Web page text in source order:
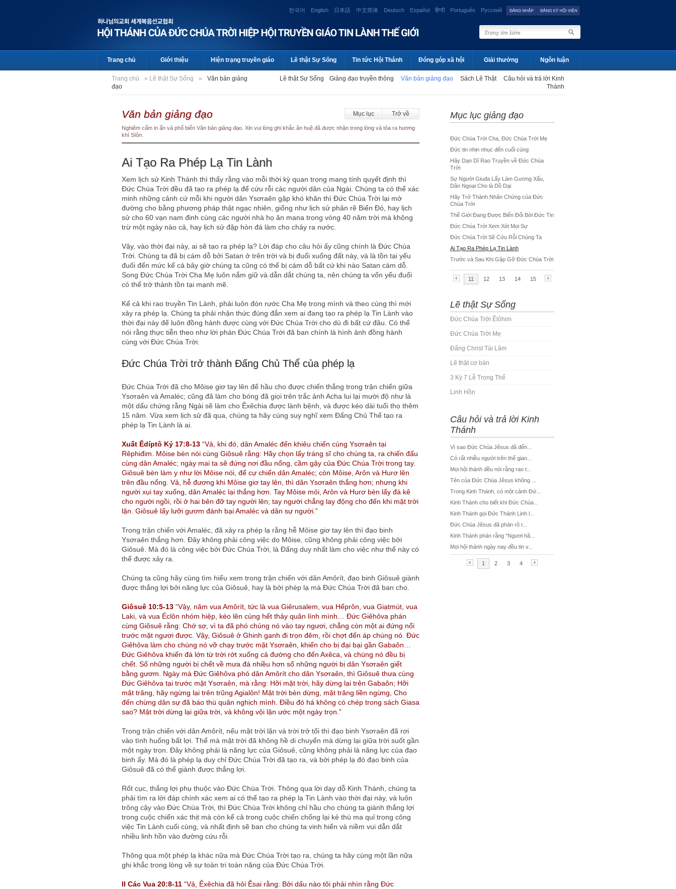
한국어 English 日本語 中文简体 Deutsch Español हिन्दी Português Русский
Trang chủ Giới thiệu Hiện trạng truyền giáo Lẽ thật Sự Sống Tin tức Hội Thánh Đóng góp xã hội Giải thưởng Ngôn luận
Trang chủ » Lẽ thật Sự Sống »
Văn bản giảng
đạo
Lẽ thật Sự Sống Giảng đạo truyền thông Văn bản giảng đạo Sách Lẽ Thật
Câu hỏi và trả lời Kinh
Thánh
Văn bản giảng đạo Mục lục Trở về
Nghiêm cấm in ấn và phổ biến Văn bản giảng đạo. Xin vui lòng ghi khắc ân huệ đã được nhận trong lòng và tỏa ra hương
khí SIôn.
Ai Tạo Ra Phép Lạ Tin Lành
Xem lịch sử Kinh Thánh thì thấy rằng vào mỗi thời kỳ quan trọng mang tính quyết định thì
Đức Chúa Trời đều đã tạo ra phép lạ để cứu rỗi các người dân của Ngài. Chúng ta có thể xác
minh những cảnh cứ mỗi khi người dân Ysơraên gặp khó khăn thì Đức Chúa Trời lại mở
đường cho bằng phương pháp thật ngạc nhiên, giống như lịch sử phân rẽ Biển Đỏ, hay lịch
sử cho 60 vạn nam đinh cùng các người nhà họ ăn mana trong vòng 40 năm trời mà không
trừ một ngày nào cả, hay lịch sử đập hòn đá làm cho chảy ra nước.
Vậy, vào thời đại này, ai sẽ tạo ra phép lạ? Lời đáp cho câu hỏi ấy cũng chính là Đức Chúa
Trời. Chúng ta đã bị cám dỗ bởi Satan ở trên trời và bị đuổi xuống đất này, và là tồn tại yếu
đuối đến mức kể cả bây giờ chúng ta cũng có thể bị cám dỗ bất cứ khi nào Satan cám dỗ.
Song Đức Chúa Trời Cha Mẹ luôn nắm giữ và dẫn dắt chúng ta, nên chúng ta vốn yếu đuối
có thể trở thành tồn tại mạnh mẽ.
Kể cả khi rao truyền Tin Lành, phải luôn đón rước Cha Mẹ trong mình và theo cùng thì mới
xảy ra phép lạ. Chúng ta phải nhận thức đúng đắn xem ai đang tạo ra phép lạ Tin Lành vào
thời đại này để luôn đồng hành được cùng với Đức Chúa Trời cho dù đi bất cứ đâu. Có thể
nói rằng thực tiễn theo như lời phán Đức Chúa Trời đã ban chính là hình ảnh đồng hành
cùng với Đức Chúa Trời.
Đức Chúa Trời trở thành Đấng Chủ Thể của phép lạ
Đức Chúa Trời đã cho Môise giơ tay lên để hầu cho được chiến thắng trong trận chiến giữa
Ysơraên và Amaléc; cũng đã làm cho bóng đã giọi trên trắc ảnh Acha lui lại mười độ như là
một dấu chứng rằng Ngài sẽ làm cho Êxêchia được lành bệnh, và được kéo dài tuổi thọ thêm
15 năm. Vừa xem lịch sử đã qua, chúng ta hãy cùng suy nghĩ xem Đấng Chủ Thể tạo ra
phép lạ Tin Lành là ai.
Xuất Êdíptô Ký 17:8-13 “Vả, khi đó, dân Amaléc đến khiêu chiến cùng Ysơraên tại
Rêphiđim. Môise bèn nói cùng Giôsuê rằng: Hãy chọn lấy tráng sĩ cho chúng ta, ra chiến đấu
cùng dân Amaléc; ngày mai ta sẽ đứng nơi đầu nổng, cầm gậy của Đức Chúa Trời trong tay.
Giôsuê bèn làm y như lời Môise nói, để cự chiến dân Amaléc; còn Môise, Arôn và Hurơ lên
trên đầu nổng. Vả, hễ đương khi Môise giơ tay lên, thì dân Ysơraên thắng hơn; nhưng khi
người xụi tay xuống, dân Amaléc lại thắng hơn. Tay Môise mỏi, Arôn và Hurơ bèn lấy đá kê
cho người ngồi, rồi ở hai bên đỡ tay người lên; tay người chẳng lay động cho đến khi mặt trời
lặn. Giôsuê lấy lưỡi gươm đánh bại Amaléc và dân sự người.”
Trong trận chiến với Amaléc, đã xảy ra phép lạ rằng hễ Môise giơ tay lên thì đạo binh
Ysơraên thắng hơn. Đây không phải công việc do Môise, cũng không phải công việc bởi
Giôsuê. Mà đó là công việc bởi Đức Chúa Trời, là Đấng duy nhất làm cho việc như thế này có
thể được xảy ra.
Chúng ta cũng hãy cùng tìm hiểu xem trong trận chiến với dân Amôrít, đạo binh Giôsuê giành
được thắng lợi bởi năng lực của Giôsuê, hay là bởi phép lạ mà Đức Chúa Trời đã ban cho.
Giôsuê 10:5-13 “Vậy, năm vua Amôrít, tức là vua Giêrusalem, vua Hếprôn, vua Giạtmút, vua
Laki, và vua Éclôn nhóm hiệp, kéo lên cùng hết thảy quân lính mình… Đức Giêhôva phán
cùng Giôsuê rằng: Chớ sợ, vì ta đã phó chúng nó vào tay ngươi, chẳng còn một ai đứng nổi
trước mặt ngươi được. Vậy, Giôsuê ở Ghinh ganh đi trọn đêm, rồi chợt đến áp chúng nó. Đức
Giêhôva làm cho chúng nó vỡ chạy trước mặt Ysơraên, khiến cho bị đại bại gần Gabaôn…
Đức Giêhôva khiến đá lớn từ trời rớt xuống cả đường cho đến Axêca, và chúng nó đều bị
chết. Số những người bị chết về mưa đá nhiều hơn số những người bị dân Ysơraên giết
bằng gươm. Ngày mà Đức Giêhôva phó dân Amôrít cho dân Ysơraên, thì Giôsuê thưa cùng
Đức Giêhôva tại trước mặt Ysơraên, mà rằng: Hỡi mặt trời, hãy dừng lại trên Gabaôn; Hỡi
mặt trăng, hãy ngừng lại trên trũng Agialôn! Mặt trời bèn dừng, mặt trăng liền ngừng, Cho
đến chừng dân sự đã báo thù quân nghịch mình. Điều đó há không có chép trong sách Giasa
sao? Mặt trời dừng lại giữa trời, và không vội lặn ước một ngày trọn.”
Trong trận chiến với dân Amôrít, nếu mặt trời lặn và trời trở tối thì đạo binh Ysơraên đã rơi
vào tình huống bất lợi. Thế mà mặt trời đã không hề di chuyển mà dừng lại giữa trời suốt gần
một ngày trọn. Đây không phải là năng lực của Giôsuê, cũng không phải là năng lực của đạo
binh ấy. Mà đó là phép lạ duy chỉ Đức Chúa Trời đã tạo ra, và bởi phép lạ đó đạo binh của
Giôsuê đã có thể giành được thắng lợi.
Rốt cục, thắng lợi phụ thuộc vào Đức Chúa Trời. Thông qua lời dạy dỗ Kinh Thánh, chúng ta
phải tìm ra lời đáp chính xác xem ai có thể tạo ra phép lạ Tin Lành vào thời đại này, và luôn
trông cậy vào Đức Chúa Trời, thì Đức Chúa Trời không chỉ hầu cho chúng ta giành thắng lợi
trong cuộc chiến xác thịt mà còn kể cả trong cuộc chiến chống lại kẻ thù ma quỉ trong công
việc Tin Lành cuối cùng, và nhất định sẽ ban cho chúng ta vinh hiển và niềm vui dẫn dắt
nhiều linh hồn vào đường cứu rỗi.
Thông qua một phép lạ khác nữa mà Đức Chúa Trời tạo ra, chúng ta hãy cùng một lần nữa
ghi khắc trong lòng về sự toàn tri toàn năng của Đức Chúa Trời.
II Các Vua 20:8-11 “Vả, Êxêchia đã hỏi Êsai rằng: Bởi dấu nào tôi phải nhìn rằng Đức
Lẽ thật Sự Sống
Đức Chúa Trời Êlôhim
Đức Chúa Trời Mẹ
Đấng Christ Tái Lâm
Lẽ thật cơ bản
3 Kỳ 7 Lễ Trọng Thể
Linh Hồn